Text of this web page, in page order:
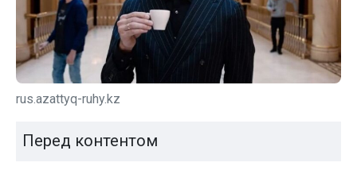
rus.azattyq-ruhy.kz
Перед контентом